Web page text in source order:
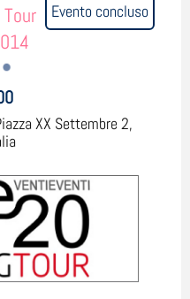
Evento concluso
XX Settembre 2,